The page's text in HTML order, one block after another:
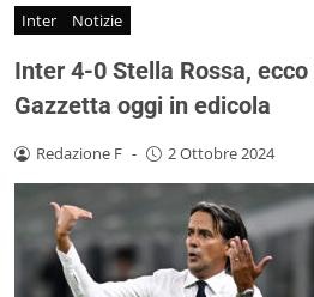
Inter Notizie
Inter 4-0 Stella Rossa,
Gazzetta oggi in edicola
Redazione F - 2 Ottobre 2024